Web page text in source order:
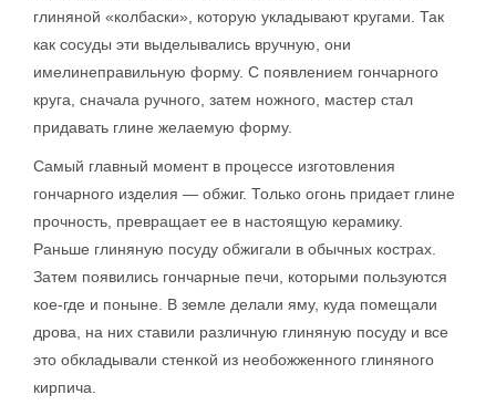
глиняной «колбаски», которую укладывают кругами. Так
как сосуды эти выделывались вручную, они
имелинеправильную форму. С появлением гончарного
круга, сначала ручного, затем ножного, мастер стал
придавать глине желаемую форму.
Самый главный момент в процессе изготовления
гончарного изделия — обжиг. Только огонь придает глине
прочность, превращает ее в настоящую керамику.
Раньше глиняную посуду обжигали в обычных кострах.
Затем появились гончарные печи, которыми пользуются
кое-где и поныне. В земле делали яму, куда помещали
дрова, на них ставили различную глиняную посуду и все
это обкладывали стенкой из необожженного глиняного
кирпича.